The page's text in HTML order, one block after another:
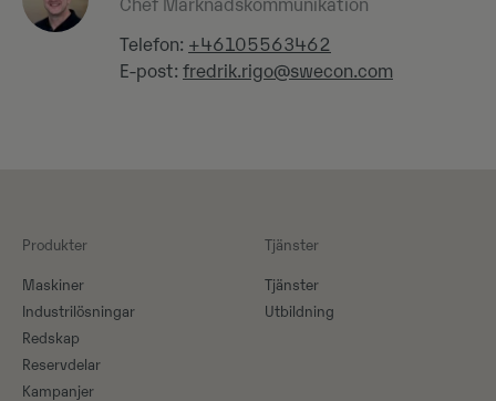
Chef Marknadskommunikation
Telefon: +46105563462
E-post: fredrik.rigo@swecon.com
Produkter
Maskiner​
Industrilösningar
Redskap
Reservdelar
Kampanjer
Tjänster
Tjänster
Utbildning